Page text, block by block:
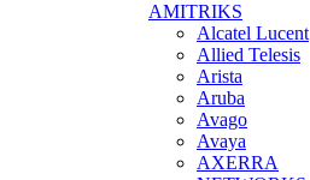
AMITRIKS
Alcatel Lucent
Allied Telesis
Arista
Aruba
Avago
Avaya
AXERRA